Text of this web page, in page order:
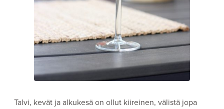
Talvi, kevät ja alkukesä on ollut kiireinen, välistä jopa